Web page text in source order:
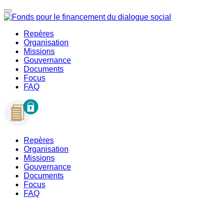
Repères
Organisation
Missions
Gouvernance
Documents
Focus
FAQ
Repères
Organisation
Missions
Gouvernance
Documents
Focus
FAQ